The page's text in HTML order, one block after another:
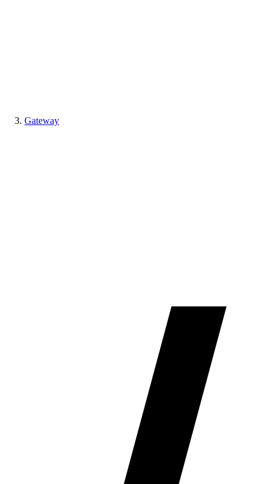
Gateway